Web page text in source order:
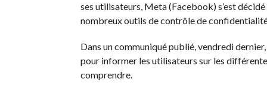
ses utilisateurs, Meta (Facebook) s’est
nombreux outils de contrôle de
Dans un communiqué publié, vendredi
pour informer les utilisateurs sur les
comprendre.